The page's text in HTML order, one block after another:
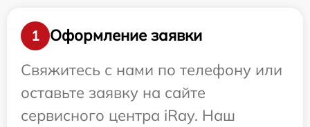
1
Оформление заявки
Свяжитесь с нами по телефону или
оставьте заявку на сайте
сервисного центра iRay. Наш